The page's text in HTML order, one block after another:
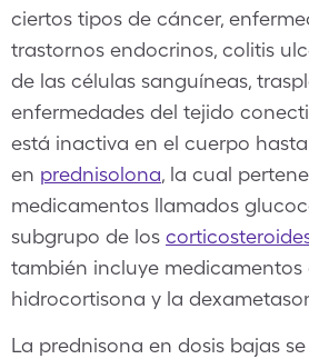
ciertos tipos de cáncer,
trastornos endocrinos, colitis
de las células sanguíneas,
enfermedades del tejido
está inactiva en el cuerpo
en prednisolona, la cual
medicamentos llamados
subgrupo de los
también incluye medicamentos
hidrocortisona y la
La prednisona en dosis bajas